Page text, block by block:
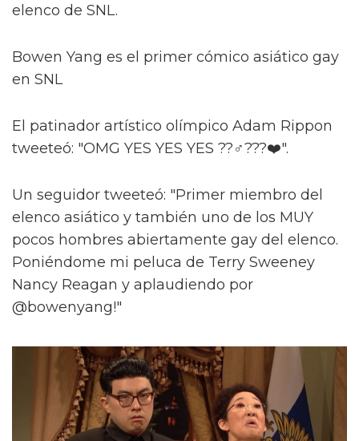
elenco de SNL.
Bowen Yang es el primer cómico asiático gay
en SNL
El patinador artístico olímpico Adam Rippon
tweeteó: "OMG YES YES YES ??♂‍???❤️".
Un seguidor tweeteó: "Primer miembro del
elenco asiático y también uno de los MUY
pocos hombres abiertamente gay del elenco.
Poniéndome mi peluca de Terry Sweeney
Nancy Reagan y aplaudiendo por
@bowenyang!"